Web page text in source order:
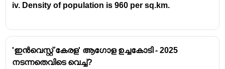
iv. Density of population is 960 persq.km.
'ഇൻവെസ്റ്റ് കേരള' ആഗോള ഉച്ചകോടി - 2025
നടന്നതെവിടെ വെച്ച്?